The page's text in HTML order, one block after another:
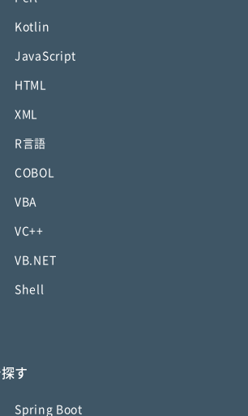
Kotlin
JavaScript
HTML
XML
R言語
COBOL
VBA
VC++
VB.NET
Shell
す
Spring Boot